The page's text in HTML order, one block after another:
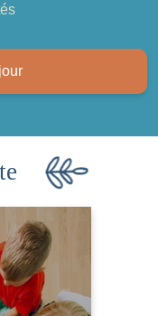
petits :
bornes,